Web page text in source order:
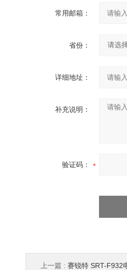
常用邮箱：
省份：
详细地址：
补充说明：
验证码：
上一篇 : 赛锐特 SRT-F932电缆护套